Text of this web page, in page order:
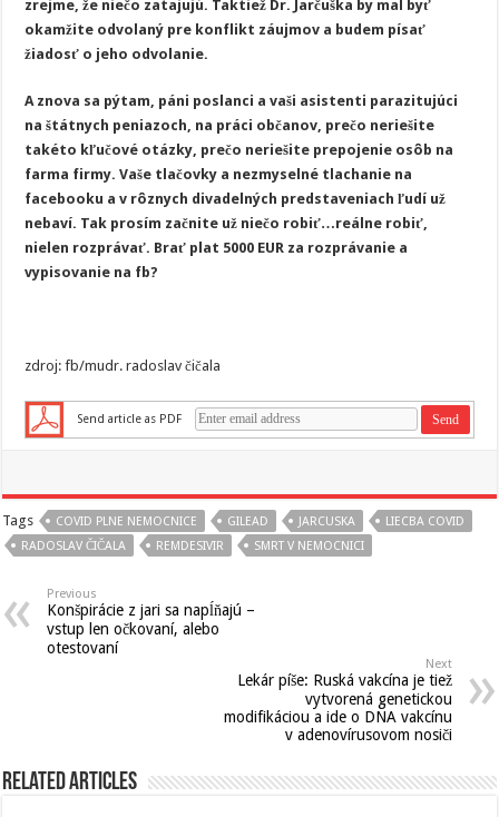
zrejme, že niečo zatajujú. Taktiež Dr. Jarčuška by mal byť
okamžite odvolaný pre konflikt záujmov a budem písať
žiadosť o jeho odvolanie.
A znova sa pýtam, páni poslanci a vaši asistenti parazitujúci
na štátnych peniazoch, na práci občanov, prečo neriešite
takéto kľučové otázky, prečo neriešite prepojenie osôb na
farma firmy. Vaše tlačovky a nezmyselné tlachanie na
facebooku a v rôznych divadelných predstaveniach ľudí už
nebaví. Tak prosím začnite už niečo robiť…reálne robiť,
nielen rozprávať. Brať plat 5000 EUR za rozprávanie a
vypisovanie na fb?
zdroj: fb/mudr. radoslav čičala
Send article as PDF
Tags COVID PLNE NEMOCNICE GILEAD JARCUSKA
LIECBA COVID
RADOSLAV ČIČALA
REMDESIVIR SMRT V NEMOCNICI
Previous
Konšpirácie z jari sa napĺňajú –
vstup len očkovaní, alebo
otestovaní
Next
Lekár píše: Ruská vakcína je tiež
vytvorená genetickou
modifikáciou a ide o DNA vakcínu
v adenovírusovom nosiči
Related Articles